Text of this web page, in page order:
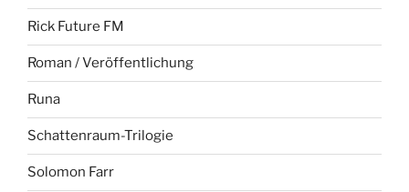
Rick Future FM
Roman / Veröffentlichung
Runa
Schattenraum-Trilogie
Solomon Farr